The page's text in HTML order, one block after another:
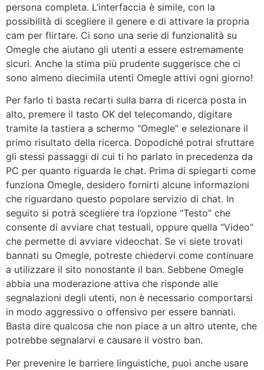
persona completa. L’interfaccia è simile, con la
possibilità di scegliere il genere e di attivare la propria
cam per flirtare. Ci sono una serie di funzionalità su
Omegle che aiutano gli utenti a essere estremamente
sicuri. Anche la stima più prudente suggerisce che ci
sono almeno diecimila utenti Omegle attivi ogni giorno!
Per farlo ti basta recarti sulla barra di ricerca posta in
alto, premere il tasto OK del telecomando, digitare
tramite la tastiera a schermo “Omegle” e selezionare il
primo risultato della ricerca. Dopodiché potrai sfruttare
gli stessi passaggi di cui ti ho parlato in precedenza da
PC per quanto riguarda le chat. Prima di spiegarti come
funziona Omegle, desidero fornirti alcune informazioni
che riguardano questo popolare servizio di chat. In
seguito si potrà scegliere tra l’opzione “Testo” che
consente di avviare chat testuali, oppure quella “Video”
che permette di avviare videochat. Se vi siete trovati
bannati su Omegle, potreste chiedervi come continuare
a utilizzare il sito nonostante il ban. Sebbene Omegle
abbia una moderazione attiva che risponde alle
segnalazioni degli utenti, non è necessario comportarsi
in modo aggressivo o offensivo per essere bannati.
Basta dire qualcosa che non piace a un altro utente, che
potrebbe segnalarvi e causare il vostro ban.
Per prevenire le barriere linguistiche, puoi anche usare